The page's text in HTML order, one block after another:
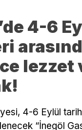
4-6
lezzet
4-6 Eylül
“İnegöl